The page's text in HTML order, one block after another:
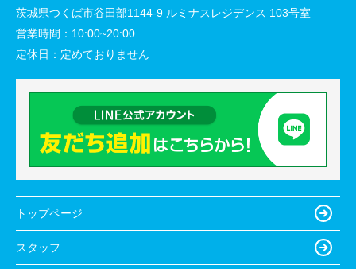
茨城県つくば市谷田部1144-9 ルミナスレジデンス 103号室
営業時間： 10:00~20:00
定休日： 定めておりません
トップページ
スタッフ